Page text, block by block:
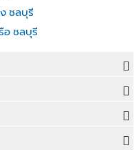
ง ชลบุรี
อ ชลบุรี